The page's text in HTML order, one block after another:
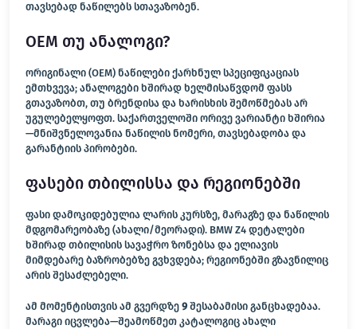
თავსებად ნაწილებს სთავაზობენ.
OEM თუ ანალოგი?
ორიგინალი (OEM) ნაწილები ქარხნულ სპეციფიკაციას
ემთხვევა; ანალოგები ხშირად ხელმისაწვდომ ფასს
გთავაზობთ, თუ ბრენდისა და ხარისხის შემოწმებას არ
უგულებელყოფთ. საქართველოში ორივე ვარიანტი ხშირია
—მნიშვნელოვანია ნაწილის ნომერი, თავსებადობა და
გარანტიის პირობები.
ფასები თბილისსა და რეგიონებში
ფასი დამოკიდებულია ლარის კურსზე, მარაგზე და ნაწილის
მდგომარეობაზე (ახალი/მეორადი). BMW Z4 დეტალები
ხშირად თბილისის სავაჭრო ზონებსა და ელიავის
მიმდებარე ბაზრობებზე გვხვდება; რეგიონებში გზავნილიც
არის შესაძლებელი.
ამ მომენტისთვის ამ გვერდზე 9 შესაბამისი განცხადებაა.
მარაგი იცვლება—შეამოწმეთ კატალოგიც ახალი